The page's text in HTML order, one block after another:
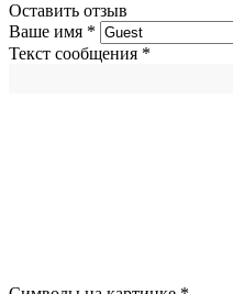
Оставить отзыв
Ваше имя *
Текст сообщения *